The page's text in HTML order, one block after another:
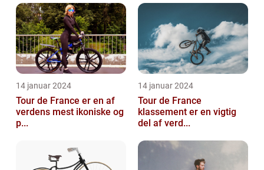
14 januar 2024
Tour de France er en af
verdens mest ikoniske og
p...
14 januar 2024
Tour de France
klassement er en vigtig
del af verd...